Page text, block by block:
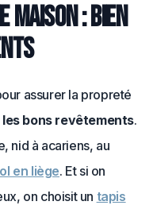
maison : bien
assurer la propreté
bons revêtements.
nid à acariens, au
en liège. Et si on
on choisit un tapis